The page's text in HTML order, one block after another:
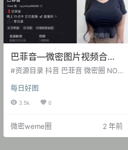
巴菲音—微密图片视频合集
【持续更新】
#资源目录 抖音 巴菲音 微密圈 NO.
菲音 微密圈 NO.002期 [41P-23V 7
0.71 MB] 抖音 巴菲音 微密圈 NO.0
每日好图
3.5k 0
微密weme圈 2 年前